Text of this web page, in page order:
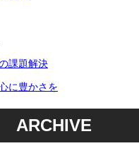
課題解決
に豊かさを
ARCHIVE